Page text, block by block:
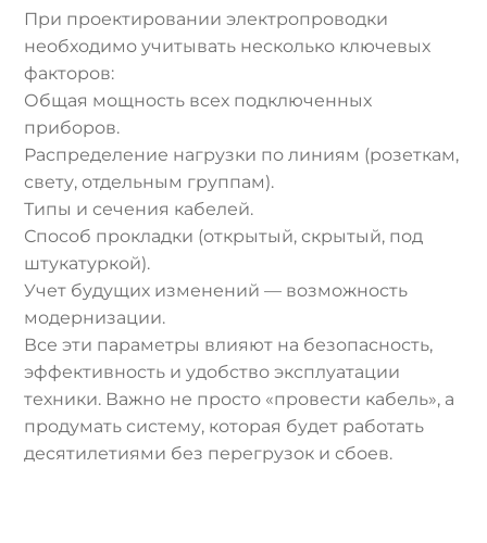
При проектировании электропроводки
необходимо учитывать несколько ключевых
факторов:
Общая мощность всех подключенных
приборов.
Распределение нагрузки по линиям (розеткам,
свету, отдельным группам).
Типы и сечения кабелей.
Способ прокладки (открытый, скрытый, под
штукатуркой).
Учет будущих изменений — возможность
модернизации.
Все эти параметры влияют на безопасность,
эффективность и удобство эксплуатации
техники. Важно не просто «провести кабель», а
продумать систему, которая будет работать
десятилетиями без перегрузок и сбоев.